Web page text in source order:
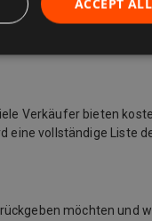
Verkäufer bieten
vollständige Liste
möchten und